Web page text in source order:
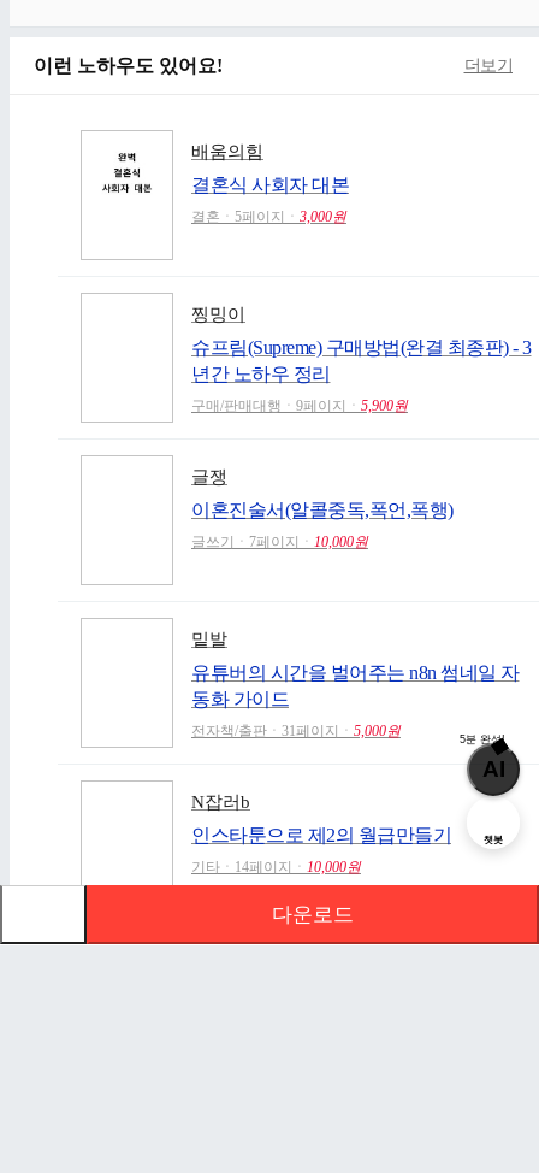
이런 노하우도 있어요! 더보기
배움의힘
결혼식 사회자 대본
결혼ㆍ5페이지ㆍ 3,000원
찡밍이
슈프림(Supreme) 구매방법(완결 최종판) - 3
년간 노하우 정리
구매/판매대행ㆍ9페이지ㆍ 5,900원
글쟁
이혼진술서(알콜중독,폭언,폭행)
글쓰기ㆍ7페이지ㆍ 10,000원
밑발
유튜버의 시간을 벌어주는 n8n 썸네일 자
동화 가이드
전자책/출판ㆍ31페이지ㆍ 5,000원
N잡러b
인스타툰으로 제2의 월급만들기
기타ㆍ14페이지ㆍ 10,000원
다운로드
5분 완성!
AI
챗봇